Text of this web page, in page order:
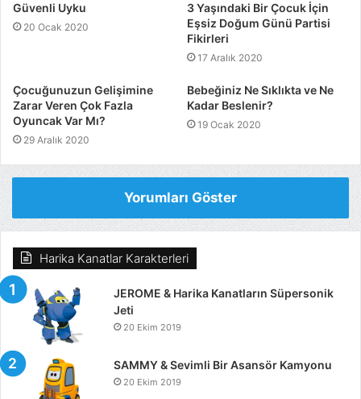
Güvenli Uyku
20 Ocak 2020
3 Yaşındaki Bir Çocuk İçin
Eşsiz Doğum Günü Partisi
Fikirleri
17 Aralık 2020
Çocuğunuzun Gelişimine
Zarar Veren Çok Fazla
Oyuncak Var Mı?
29 Aralık 2020
Bebeğiniz Ne Sıklıkta ve Ne
Kadar Beslenir?
19 Ocak 2020
Yorumları Göster
Harika Kanatlar Karakterleri
JEROME & Harika Kanatların Süpersonik
Jeti
20 Ekim 2019
SAMMY & Sevimli Bir Asansör Kamyonu
20 Ekim 2019